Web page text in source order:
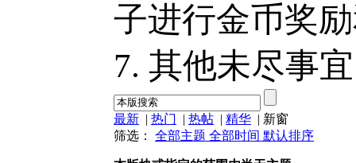
子进行金币奖
7. 其他未尽事
最新 | 热门 | 热帖 | 精华 | 新窗
筛选： 全部主题 全部时间 默认排序